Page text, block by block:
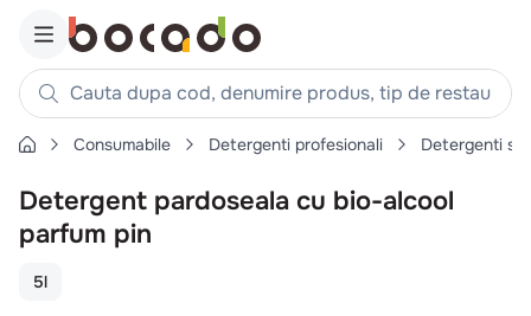
Cauta dupa cod, denumire produs, tip de restaurant,
Căutări populare
1. cartofi
2. piept pui
.
Consumabile Detergenti profesionali Detergenti
Detergent pardoseala cu bio-alcool
parfum pin
5l